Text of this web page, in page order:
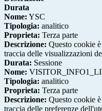
Durata
Nome: YSC
Tipologia: analitico
Proprieta: Terza parte
Descrizione: Questo cookie
traccia delle visualizzazioni
Durata: Sessione
Nome:
Tipologia: analitico
Proprieta: Terza parte
Descrizione: Questo cookie
traccia delle preferenze